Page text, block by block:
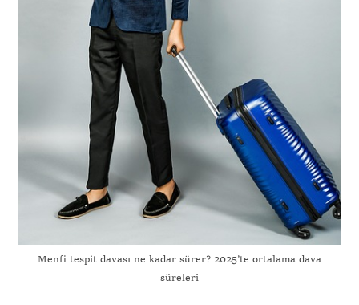
Menfi tespit davası ne kadar sürer? 2025’te ortalama dava
süreleri